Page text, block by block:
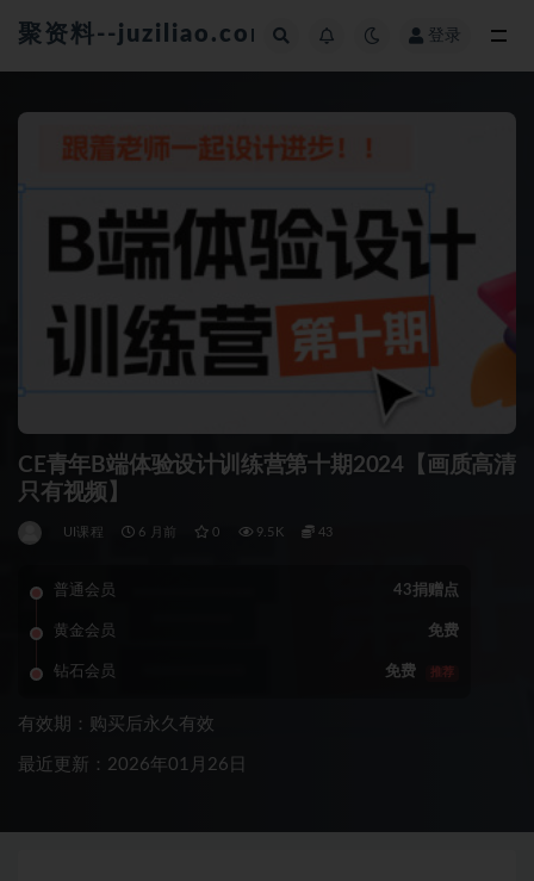
聚资料--juziliao.com--全网资料整合平台
登录
CE青年B端体验设计训练营第十期2024【画质高清
只有视频】
UI课程 6 月前 0 9.5K 43
普通会员 43捐赠点
黄金会员 免费
钻石会员 免费 推荐
有效期：购买后永久有效
最近更新：2026年01月26日